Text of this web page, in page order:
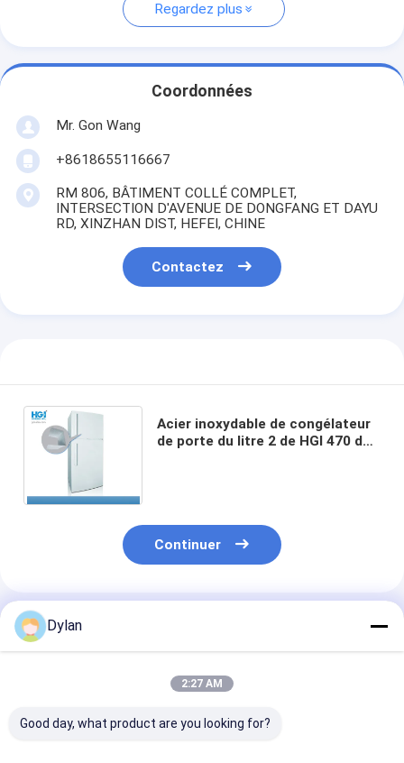
Regardez plus
Coordonnées
Mr. Gon Wang
+8618655116667
RM 806, BÂTIMENT COLLÉ COMPLET,
INTERSECTION D'AVENUE DE DONGFANG ET DAYU
RD, XINZHAN DIST, HEFEI, CHINE
Contactez
Acier inoxydable de congélateur
de porte du litre 2 de HGI 470 des
Continuer
Produits Recommandés
Dylan
2:27 AM
Good day, what product are you looking for?